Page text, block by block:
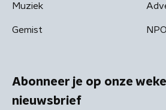
Muziek
Gemist
Abonneer je op onze
nieuwsbrief